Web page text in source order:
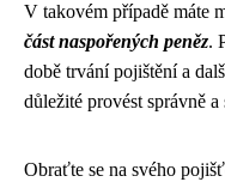
V takovém případě máte
část naspořených peněz.
době trvání pojištění a
důležité provést správně a
Obraťte se na svého